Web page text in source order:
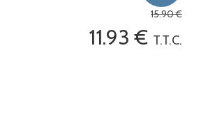
15.90€
11.93 € T.T.C.